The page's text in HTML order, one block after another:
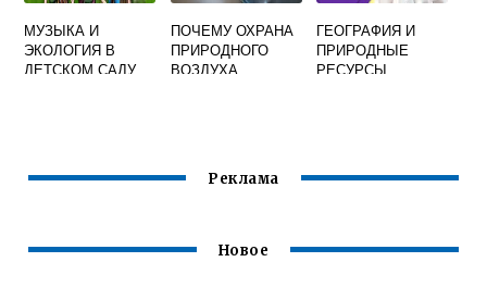
МУЗЫКА И
ЭКОЛОГИЯ В
ДЕТСКОМ САДУ
ПОЧЕМУ ОХРАНА
ПРИРОДНОГО
ВОЗДУХА
СРЕДЫ
ГЕОГРАФИЯ И
ПРИРОДНЫЕ
РЕСУРСЫ
Реклама
Новое